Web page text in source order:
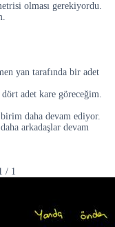
olması gerekiyordu.
yan tarafında bir adet
adet kare göreceğim.
daha devam ediyor.
arkadaşlar devam
/ 1